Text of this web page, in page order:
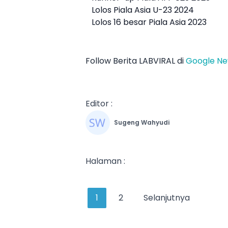
Lolos Piala Asia U-23 2024
Lolos 16 besar Piala Asia 2023
Follow Berita LABVIRAL diGoogle
Editor :
Sugeng Wahyudi
Halaman :
1 2 Selanjutnya